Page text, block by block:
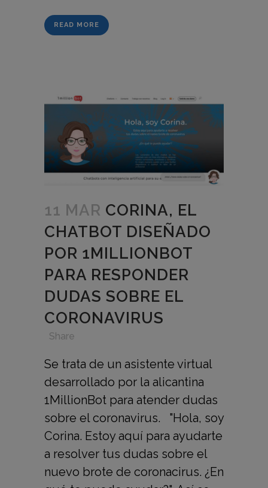
READ MORE
11 MAR CORINA, EL
CHATBOT DISEÑADO
POR 1MILLIONBOT
PARA RESPONDER
DUDAS SOBRE EL
CORONAVIRUS
Share
Se trata de un asistente virtual
desarrollado por la alicantina
1MillionBot para atender dudas
sobre el coronavirus. "Hola, soy
Corina. Estoy aquí para ayudarte
a resolver tus dudas sobre el
nuevo brote de coronacirus. ¿En